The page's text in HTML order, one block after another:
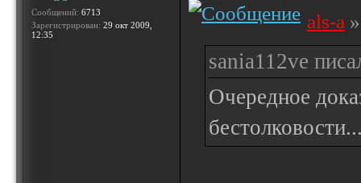
Сообщений: 6713
Зарегистрирован: 29 окт 2009,
12:35
als-a
sania112ve
Очередное